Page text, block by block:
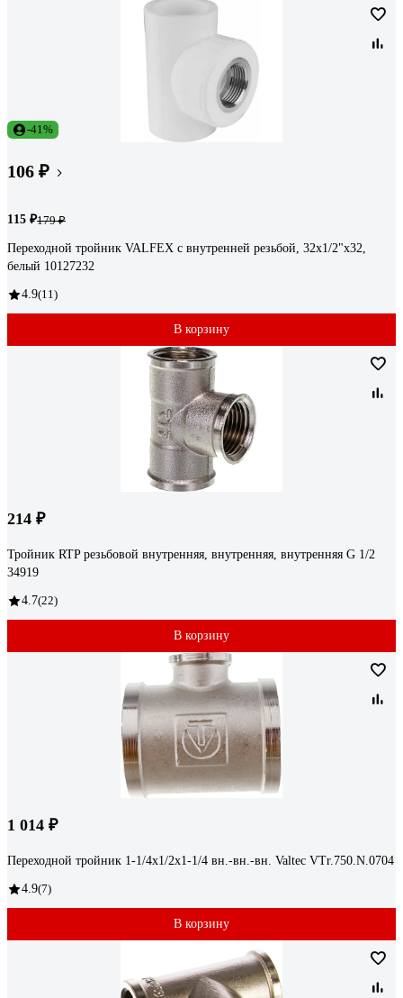
-41%
106 ₽
115 ₽179 ₽
Переходной тройник VALFEX с внутренней резьбой, 32x1/2"х32,
белый 10127232
4.9(11)
В корзину
214 ₽
Тройник RTP резьбовой внутренняя, внутренняя, внутренняя G 1/2
34919
4.7(22)
В корзину
1 014 ₽
Переходной тройник 1-1/4х1/2х1-1/4 вн.-вн.-вн. Valtec VTr.750.N.0704
4.9(7)
В корзину